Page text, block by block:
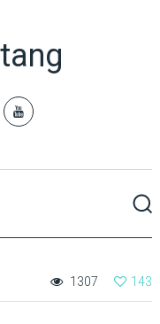
143
1307